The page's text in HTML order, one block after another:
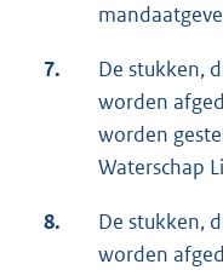
7.
De stukken,
worden
worden
Waterschap
8.
De stukken,
worden